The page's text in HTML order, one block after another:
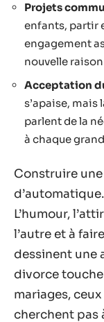
Projets
enfants, partir
engagement
nouvelle
Acceptation
s’apaise, mais
parlent de la
à chaque
Construire
L’humour,
l’autre et à
dessinent une
divorce
mariages,
cherchent pas